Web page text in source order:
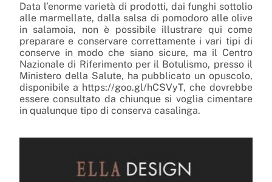
Data l’enorme varietà di prodotti, dai funghi sottolio
alle marmellate, dalla salsa di pomodoro alle olive
in salamoia, non è possibile illustrare qui come
preparare e conservare correttamente i vari tipi di
conserve in modo che siano sicure, ma il Centro
Nazionale di Riferimento per il Botulismo, presso il
Ministero della Salute, ha pubblicato un opuscolo,
disponibile a https://goo.gl/hCSVyT, che dovrebbe
essere consultato da chiunque si voglia cimentare
in qualunque tipo di conserva casalinga.